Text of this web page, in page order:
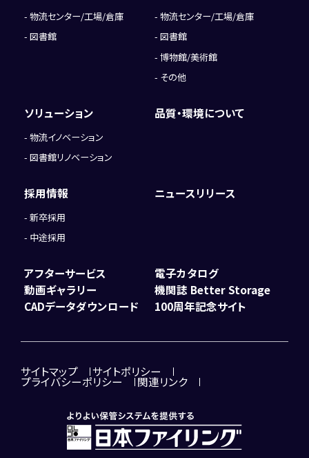
物流センター/工場/倉庫
図書館
物流センター/工場/倉庫
図書館
博物館/美術館
その他
ソリューション
物流イノベーション
図書館リノベーション
品質・環境について
採用情報
新卒採用
中途採用
ニュースリリース
アフターサービス
電子カタログ
動画ギャラリー
機関誌 Better Storage
CADデータダウンロード
100周年記念サイト
サイトマップ サイトポリシー
プライバシーポリシー 関連リンク